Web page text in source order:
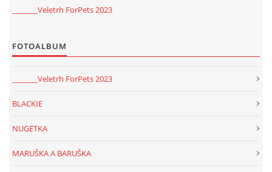
_______Veletrh ForPets 2023
FOTOALBUM
_______Veletrh ForPets 2023
BLACKIE
NUGETKA
MARUŠKA A BARUŠKA